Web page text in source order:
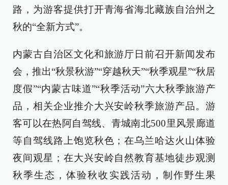
路，为游客提供打开青海省海北藏族自治州之
秋的“全新方式”。
内蒙古自治区文化和旅游厅日前召开新闻发布
会，推出“秋景秋游”“穿越秋天”“秋季观星”“秋居
度假”“内蒙古味道”“秋季活动”六大秋季旅游产
品，相关企业推介大兴安岭秋季旅游产品。游
客可以在热阿自驾线、青城南北500里风景廊道
等自驾线路上饱览秋色；在乌兰哈达火山体验
夜间观星；在大兴安岭自然教育基地徒步观测
秋季生态，体验秋收实践活动，制作野生果